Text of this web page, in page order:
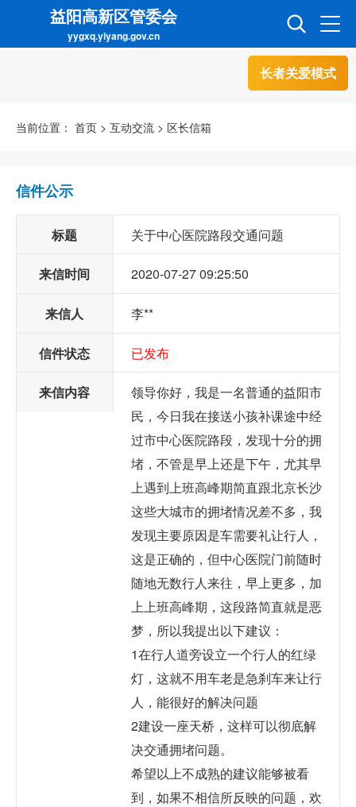
益阳高新区管委会
yygxq.yiyang.gov.cn
人才超市 金融超市
长者关爱模式
当前位置： 首页 > 互动交流 > 区长信箱
信件公示
标题 关于中心医院路段交通问题
来信时间 2020-07-27 09:25:50
来信人 李**
信件状态 已发布
来信内容
领导你好，我是一名普通的益阳市
民，今日我在接送小孩补课途中经
过市中心医院路段，发现十分的拥
堵，不管是早上还是下午，尤其早
上遇到上班高峰期简直跟北京长沙
这些大城市的拥堵情况差不多，我
发现主要原因是车需要礼让行人，
这是正确的，但中心医院门前随时
随地无数行人来往，早上更多，加
上上班高峰期，这段路简直就是恶
梦，所以我提出以下建议：
1在行人道旁设立一个行人的红绿
灯，这就不用车老是急刹车来让行
人，能很好的解决问题
2建设一座天桥，这样可以彻底解
决交通拥堵问题。
希望以上不成熟的建议能够被看
到，如果不相信所反映的问题，欢